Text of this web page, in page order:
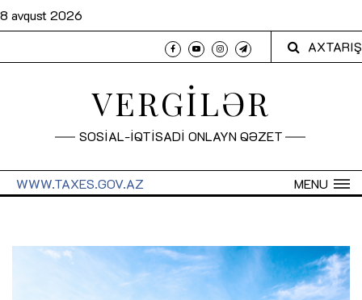
8 avqust 2026
AXTARIŞ
VERGİLƏR
SOSİAL-İQTİSADİ ONLAYN QƏZET
MENU
WWW.TAXES.GOV.AZ